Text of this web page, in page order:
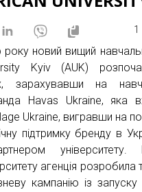
1
року новий вищий
Kyiv (AUK)
зарахувавши на
Havas Ukraine, яка
Ukraine, вигравши на
підтримку бренду в
агенція розробила
кампанію із